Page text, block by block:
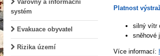
Varovný a informační
systém
Evakuace obyvatel
Rizika území
Platnost
silný vítr
sněhové
Více informací: